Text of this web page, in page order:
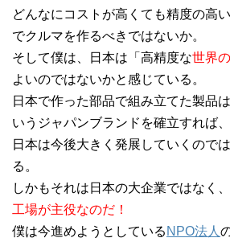
どんなにコストが高くても精度の高
でクルマを作るべきではないか。
そして僕は、日本は「高精度な世界
よいのではないかと感じている。
日本で作った部品で組み立てた製品
いうジャパンブランドを確立すれば、
日本は今後大きく発展していくので
る。
しかもそれは日本の大企業ではなく、
工場が主役なのだ！
僕は今進めようとしている NPO法人